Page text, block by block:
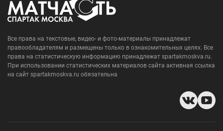
Все права на текстовые, видео- и фото-материалы принадлежат
правообладателям и размещены только в ознакомительных целях. Все
права на статистическую информацию принадлежат spartakmoskva.ru.
При использовании статистических материалов сайта активная ссылка
на сайт spartakmoskva.ru обязательна